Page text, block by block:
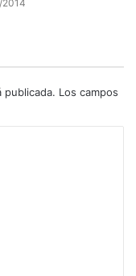
Los campos